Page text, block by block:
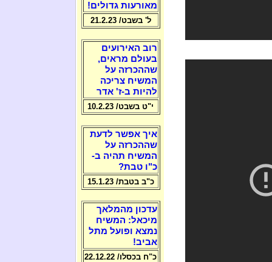
מאורעות גדולים!
ל' בשבט/ 21.2.23
רוב האירועים
בעולם מראים,
שההכרזה על
המשיח צריכה
להיות ב-ז' אדר
י"ט בשבט/ 10.2.23
איך אפשר לדעת
שההכרזה על
המשיח תהיה ב-
כ"ו טבת?
כ"ב בטבת/ 15.1.23
עדכון מהמלאך
מיכאל: המשיח
נמצא ופועל מתל
אביב!
כ"ח בכסלו/ 22.12.22